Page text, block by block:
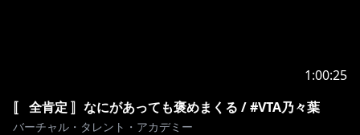
1:00:25
〚 全肯定 〛なにがあっても褒めまくる / #VTA乃々葉
バーチャル・タレント・アカデミー